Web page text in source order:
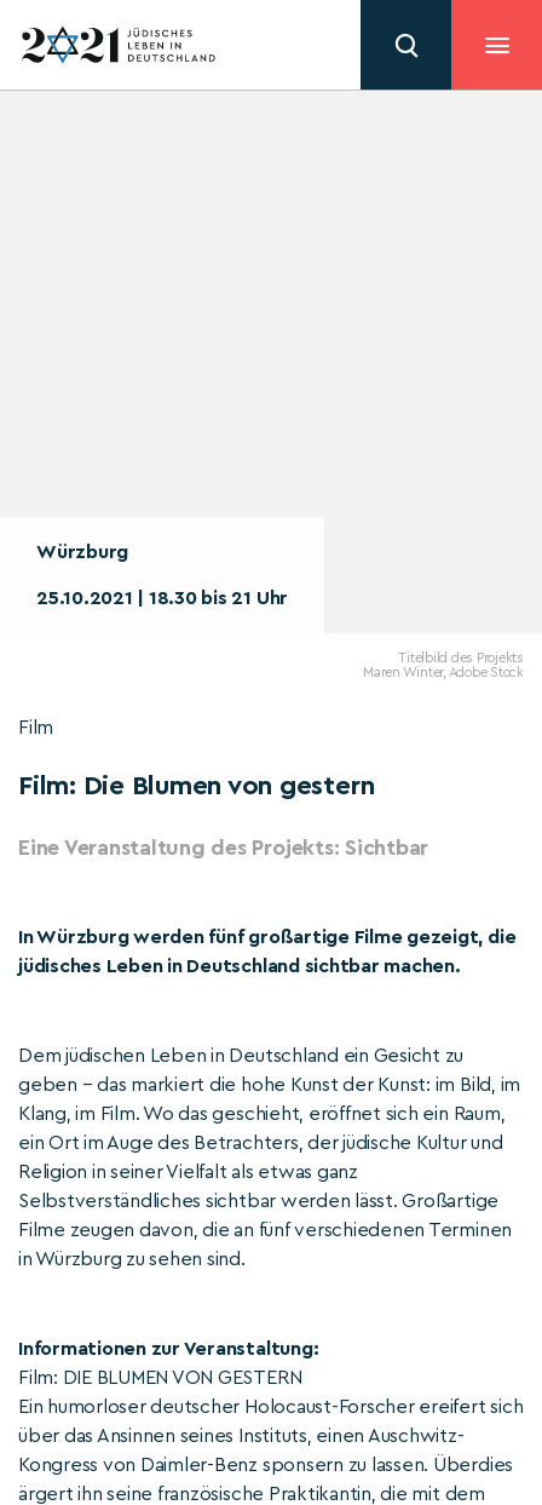
Würzburg
25.10.2021 | 18.30 bis 21 Uhr
Titelbild des Projekts
Maren Winter, Adobe Stock
Film
Film: Die Blumen von gestern
Eine Veranstaltung des Projekts: Sichtbar
In Würzburg werden fünf großartige Filme gezeigt, die
jüdisches Leben in Deutschland sichtbar machen.
Dem jüdischen Leben in Deutschland ein Gesicht zu
geben – das markiert die hohe Kunst der Kunst: im Bild, im
Klang, im Film. Wo das geschieht, eröffnet sich ein Raum,
ein Ort im Auge des Betrachters, der jüdische Kultur und
Religion in seiner Vielfalt als etwas ganz
Selbstverständliches sichtbar werden lässt. Großartige
Filme zeugen davon, die an fünf verschiedenen Terminen
in Würzburg zu sehen sind.
Informationen zur Veranstaltung:
Film: DIE BLUMEN VON GESTERN
Ein humorloser deutscher Holocaust-Forscher ereifert sich
über das Ansinnen seines Instituts, einen Auschwitz-
Kongress von Daimler-Benz sponsern zu lassen. Überdies
ärgert ihn seine französische Praktikantin, die mit dem